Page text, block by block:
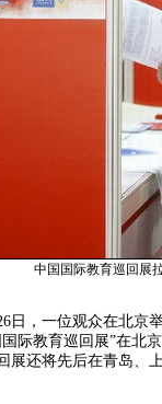
中国国际教育巡回展
，一位观众在北京
际教育巡回展”在北
展还将先后在青岛、